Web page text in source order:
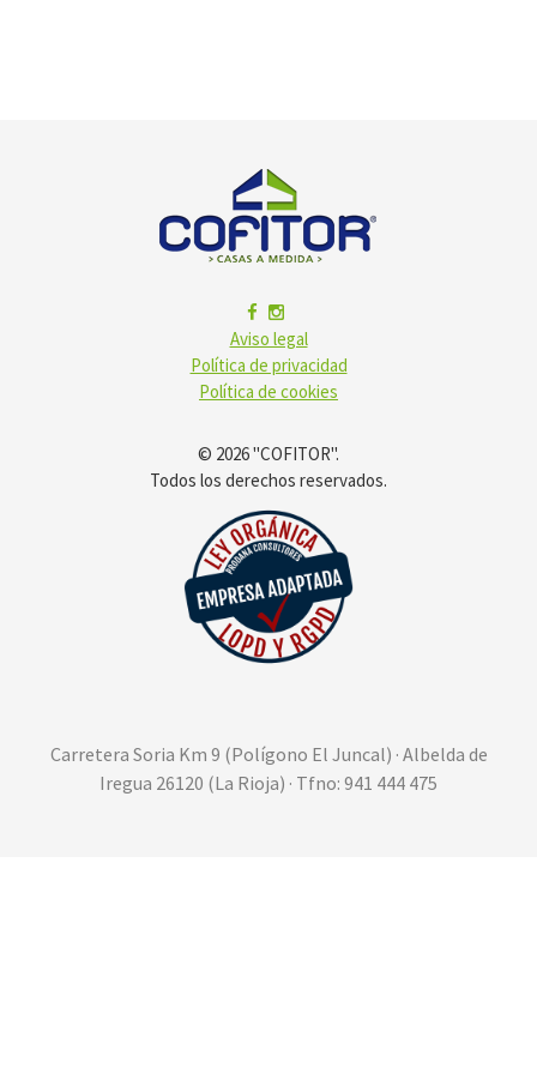
Aviso legal
Política de privacidad
Política de cookies
© 2026 "COFITOR".
Todos los derechos reservados.
Carretera Soria Km 9 (Polígono El Juncal) · Albelda de
Iregua 26120 (La Rioja) · Tfno: 941 444 475